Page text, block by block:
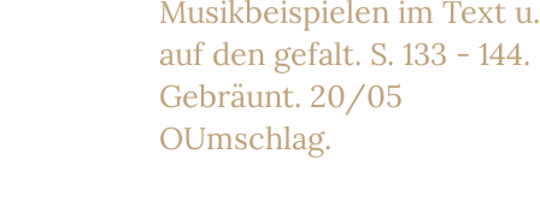
Musikbeispielen im Text u.
auf den gefalt. S. 133 - 144.
Gebräunt. 20/05
OUmschlag.